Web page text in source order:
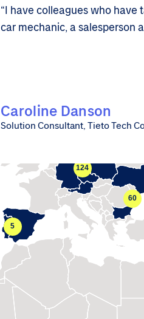
“I have colleagues who
car mechanic, a salesperson
Caroline Danson
Solution Consultant, Tieto Tech